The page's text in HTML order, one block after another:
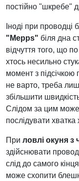
постійно "шкребе"
Іноді при проводці
"Mepps" біля дна
відчуття того, що
хтось несильно
момент з підсічкою
не варто, треба
збільшити
Слідом за цим може
послідувати хватка
При ловлі окуня з
здійснювати
слід до самого
може схопити